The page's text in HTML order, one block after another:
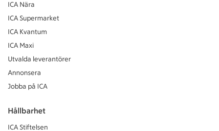
ICA Nära
ICA Supermarket
ICA Kvantum
ICA Maxi
Utvalda leverantörer
Annonsera
Jobba på ICA
Hållbarhet
ICA Stiftelsen